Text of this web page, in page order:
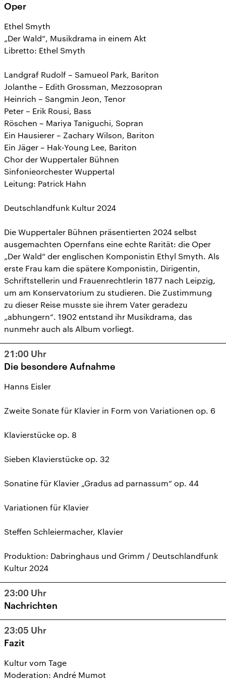
Oper
Ethel Smyth
„Der Wald“, Musikdrama in einem Akt
Libretto: Ethel Smyth
Landgraf Rudolf – Samueol Park, Bariton
Jolanthe – Edith Grossman, Mezzosopran
Heinrich – Sangmin Jeon, Tenor
Peter – Erik Rousi, Bass
Röschen – Mariya Taniguchi, Sopran
Ein Hausierer – Zachary Wilson, Bariton
Ein Jäger – Hak-Young Lee, Bariton
Chor der Wuppertaler Bühnen
Sinfonieorchester Wuppertal
Leitung: Patrick Hahn
Deutschlandfunk Kultur 2024
Die Wuppertaler Bühnen präsentierten 2024 selbst
ausgemachten Opernfans eine echte Rarität: die Oper
„Der Wald“ der englischen Komponistin Ethyl Smyth. Als
erste Frau kam die spätere Komponistin, Dirigentin,
Schriftstellerin und Frauenrechtlerin 1877 nach Leipzig,
um am Konservatorium zu studieren. Die Zustimmung
zu dieser Reise musste sie ihrem Vater geradezu
„abhungern“. 1902 entstand ihr Musikdrama, das
nunmehr auch als Album vorliegt.
21:00 Uhr
Die besondere Aufnahme
Hanns Eisler
Zweite Sonate für Klavier in Form von Variationen op. 6
Klavierstücke op. 8
Sieben Klavierstücke op. 32
Sonatine für Klavier „Gradus ad parnassum“ op. 44
Variationen für Klavier
Steffen Schleiermacher, Klavier
Produktion: Dabringhaus und Grimm / Deutschlandfunk
Kultur 2024
23:00 Uhr
Nachrichten
23:05 Uhr
Fazit
Kultur vom Tage
Moderation: André Mumot